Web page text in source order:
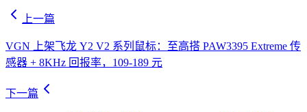
上一篇
VGN 上架飞龙 Y2 V2 系列鼠标：至高搭 PAW3395 Extreme 传
感器 + 8KHz 回报率，109-189 元
下一篇